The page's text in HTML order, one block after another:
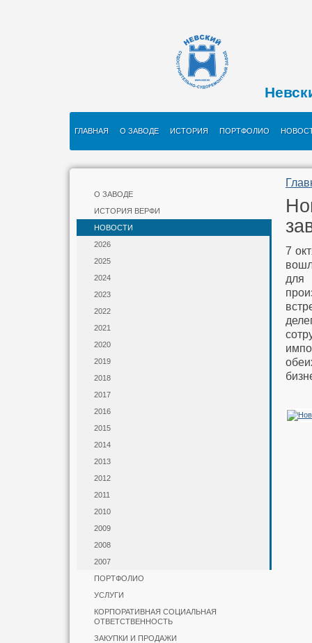
ГЛАВНАЯ О ЗАВОДЕ ИСТОРИЯ ПОРТФОЛИО
О ЗАВОДЕ
ИСТОРИЯ ВЕРФИ
НОВОСТИ
2026
2025
2024
2023
2022
2021
2020
2019
2018
2017
2016
2015
2014
2013
2012
2011
2010
2009
2008
2007
ПОРТФОЛИО
УСЛУГИ
КОРПОРАТИВНАЯ СОЦИАЛЬНАЯ
ОТВЕТСТВЕННОСТЬ
ЗАКУПКИ И ПРОДАЖИ
7
для